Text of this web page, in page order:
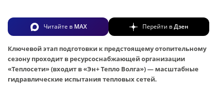
Читайте в MAX Перейти вДзен
Ключевой этап подготовки к предстоящему отопительному
сезону проходит в ресурсоснабжающей организации
«Теплосети» (входит в «Эн+ Тепло Волга») — масштабные
гидравлические испытания тепловых сетей.